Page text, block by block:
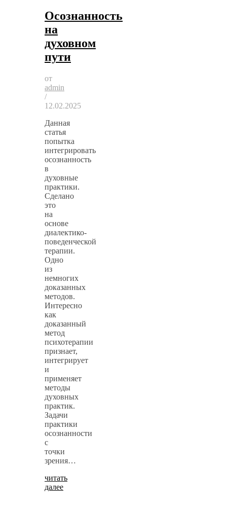
Осознанность
на
духовном
пути
от
admin
/
12.02.2025
Данная
статья
попытка
интегрировать
осознанность
в
духовные
практики.
Сделано
это
на
основе
диалектико-
поведенческой
терапии.
Одно
из
немногих
доказанных
методов.
Интересно
как
доказанный
метод
психотерапии
признает,
интегрирует
и
применяет
методы
духовных
практик.
Задачи
практики
осознанности
с
точки
зрения…
читать
далее